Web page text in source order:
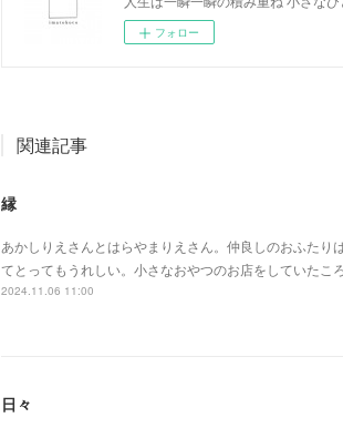
フォロー
関連記事
縁
あかしりえさんとはらやまりえさん。仲良しのおふた
てとってもうれしい。小さなおやつのお店をしていたこ
2024.11.06 11:00
日々